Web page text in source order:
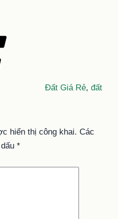
Đất Giá Rẻ, đất
hiển thị công khai. Các
*